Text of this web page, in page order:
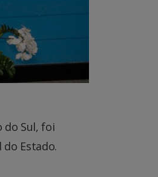
do Sul, foi
Estado.